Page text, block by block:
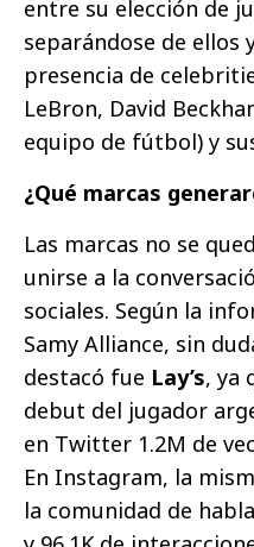
entre su elección de
separándose de ellos
presencia de
LeBron, David
equipo de fútbol) y
¿Qué marcas
Las marcas no se
unirse a la
sociales. Según la
Samy Alliance, sin
destacó fue Lay’s, ya
debut del jugador
en Twitter 1.2M de
En Instagram, la
la comunidad de